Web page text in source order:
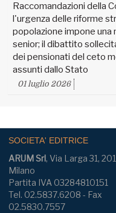
Raccomandazioni della
l'urgenza delle riforme
popolazione impone una
senior; il dibattito
dei pensionati del ceto
assunti dallo Stato
01 luglio 2026
SOCIETA' EDITRICE
ARUM Srl, Via Larga 31,
Milano
Partita IVA 03284810151
Tel. 02.5837.6208 - Fax
02.5830.7557